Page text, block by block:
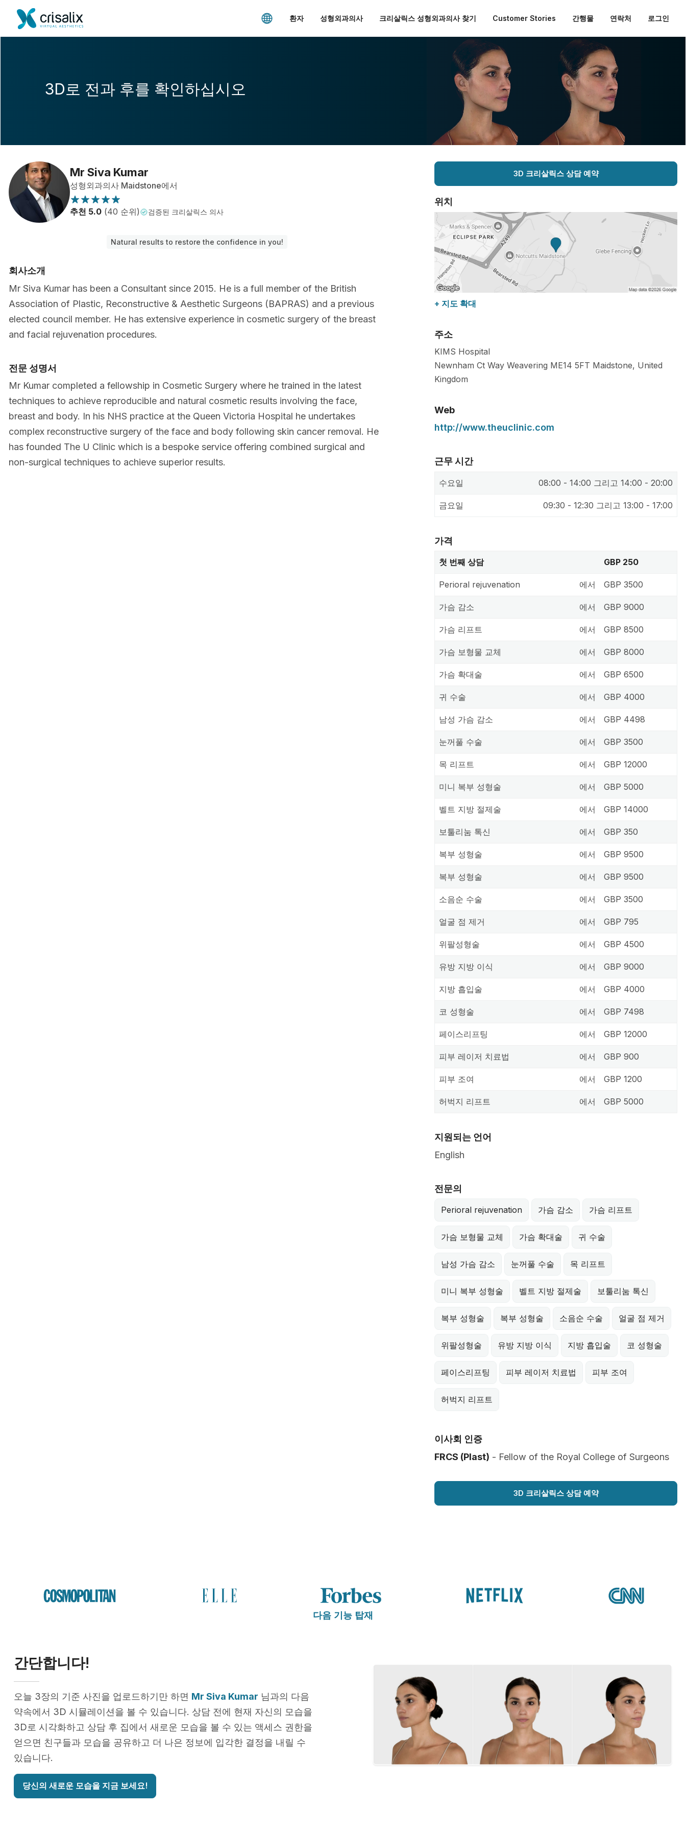
환자 성형외과의사 크리살릭스 성형외과의사 찾기 Customer Stories 간행물 연락처 로그인
3D로 전과 후를 확인하십시오
Mr Siva Kumar
성형외과의사 Maidstone에서
추천 5.0 (40 순위) 검증된 크리살릭스 의사
Natural results to restore the confidence in you!
회사소개
Mr Siva Kumar has been a Consultant since 2015. He is a full member of the British
Association of Plastic, Reconstructive & Aesthetic Surgeons (BAPRAS) and a previous
elected council member. He has extensive experience in cosmetic surgery of the breast
and facial rejuvenation procedures.
전문 성명서
Mr Kumar completed a fellowship in Cosmetic Surgery where he trained in the latest
techniques to achieve reproducible and natural cosmetic results involving the face,
breast and body. In his NHS practice at the Queen Victoria Hospital he undertakes
complex reconstructive surgery of the face and body following skin cancer removal. He
has founded The U Clinic which is a bespoke service offering combined surgical and
non-surgical techniques to achieve superior results.
3D 크리살릭스 상담 예약
위치
+ 지도 확대
주소
KIMS Hospital
Newnham Ct Way Weavering ME14 5FT Maidstone, United
Kingdom
Web
http://www.theuclinic.com
근무 시간
수요일 08:00 - 14:00 그리고 14:00 - 20:00
금요일 09:30 - 12:30 그리고 13:00 - 17:00
가격
첫 번째 상담 GBP 250
Perioral rejuvenation 에서 GBP 3500
가슴 감소 에서 GBP 9000
가슴 리프트 에서 GBP 8500
가슴 보형물 교체 에서 GBP 8000
가슴 확대술 에서 GBP 6500
귀 수술 에서 GBP 4000
남성 가슴 감소 에서 GBP 4498
눈꺼풀 수술 에서 GBP 3500
목 리프트 에서 GBP 12000
미니 복부 성형술 에서 GBP 5000
벨트 지방 절제술 에서 GBP 14000
보툴리눔 톡신 에서 GBP 350
복부 성형술 에서 GBP 9500
복부 성형술 에서 GBP 9500
소음순 수술 에서 GBP 3500
얼굴 점 제거 에서 GBP 795
위팔성형술 에서 GBP 4500
유방 지방 이식 에서 GBP 9000
지방 흡입술 에서 GBP 4000
코 성형술 에서 GBP 7498
페이스리프팅 에서 GBP 12000
피부 레이저 치료법 에서 GBP 900
피부 조여 에서 GBP 1200
허벅지 리프트 에서 GBP 5000
지원되는 언어
English
전문의
Perioral rejuvenation 가슴 감소 가슴 리프트
가슴 보형물 교체 가슴 확대술 귀 수술
남성 가슴 감소 눈꺼풀 수술 목 리프트
미니 복부 성형술 벨트 지방 절제술 보툴리눔 톡신
복부 성형술 복부 성형술 소음순 수술 얼굴 점 제거
위팔성형술 유방 지방 이식 지방 흡입술 코 성형술
페이스리프팅 피부 레이저 치료법 피부 조여
허벅지 리프트
이사회 인증
FRCS (Plast) - Fellow of the Royal College of Surgeons
3D 크리살릭스 상담 예약
다음 기능 탑재
간단합니다!
오늘 3장의 기준 사진을 업로드하기만 하면 Mr Siva Kumar 님과의 다음
약속에서 3D 시뮬레이션을 볼 수 있습니다. 상담 전에 현재 자신의 모습을
3D로 시각화하고 상담 후 집에서 새로운 모습을 볼 수 있는 액세스 권한을
얻으면 친구들과 모습을 공유하고 더 나은 정보에 입각한 결정을 내릴 수
있습니다.
당신의 새로운 모습을 지금 보세요!